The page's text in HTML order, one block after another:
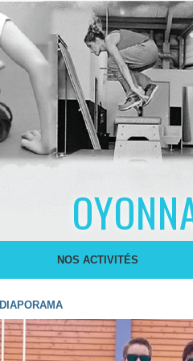
NOS ACTIVITÉS
DIAPORAMA